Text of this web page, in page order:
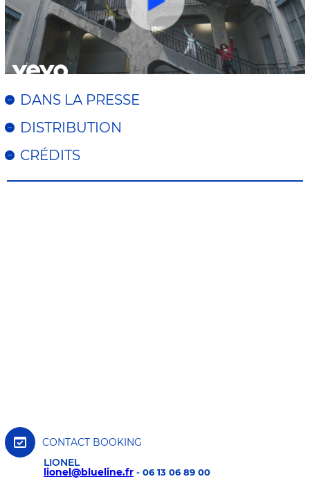
DANS LA PRESSE
DISTRIBUTION
CRÉDITS
CONTACT BOOKING
LIONEL
lionel@blueline.fr - 06 13 06 89 00